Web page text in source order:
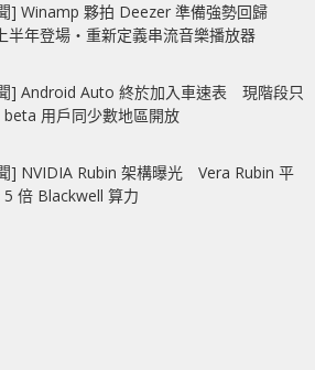
] Winamp 夥拍 Deezer 準備強勢回歸
半年登場‧重新定義串流音樂播放器
] Android Auto 終於加入車速表 現階段只
beta 用戶同少數地區開放
] NVIDIA Rubin 架構曝光 Vera Rubin 平
5 倍 Blackwell 算力